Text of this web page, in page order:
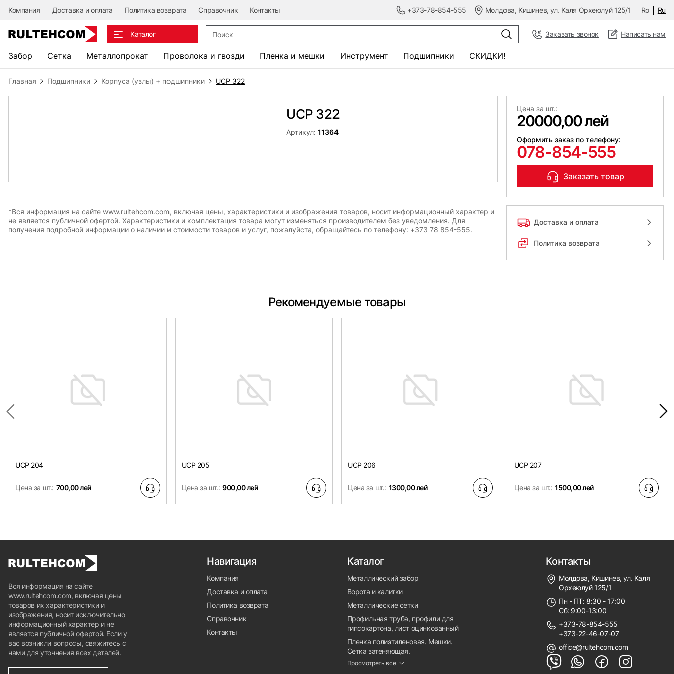
Компания Доставка и оплата Политика возврата Справочник Контакты +373-78-854-555 Молдова, Кишинев, ул. Каля Орхеюлуй 125/1 Ro Ru
Каталог Заказать звонок Написать нам
Забор Сетка Металлопрокат Проволока и гвозди Пленка и мешки Инструмент Подшипники СКИДКИ!
Главная Подшипники Корпуса (узлы) + подшипники UCP 322
UCP 322
Артикул:11364
Цена за шт.:
20000,00 лей
Оформить заказ по телефону:
078-854-555
Заказать товар
Доставка и оплата
Политика возврата
*Вся информация на сайте www.rultehcom.com, включая цены, характеристики и изображения товаров, носит информационный характер и
не является публичной офертой. Характеристики и комплектация товара могут изменяться производителем без уведомления. Для
получения подробной информации о наличии и стоимости товаров и услуг, пожалуйста, обращайтесь по телефону: +373 78 854-555.
Рекомендуемые товары
UCP 204
Цена за шт.: 700,00 лей
UCP 205
Цена за шт.: 900,00 лей
UCP 206
Цена за шт.: 1300,00 лей
UCP 207
Цена за шт.: 1500,00 лей
Вся информация на сайте
www.rultehcom.com, включая цены
товаров их характеристики и
изображения, носит исключительно
информационный характер и не
является публичной офертой. Если у
вас возникли вопросы, свяжитесь с
нами для уточнения всех деталей.
Навигация
Компания
Доставка и оплата
Политика возврата
Справочник
Контакты
Каталог
Металлический забор
Ворота и калитки
Металлические сетки
Профильная труба, профили для
гипсокартона, лист оцинкованный
Пленка полиэтиленовая. Мешки.
Сетка затеняющая.
Просмотреть все
Контакты
Молдова, Кишинев, ул. Каля
Орхеюлуй 125/1
Пн - ПТ: 8:30 - 17:00
Сб: 9:00-13:00
+373-78-854-555
+373-22-46-07-07
office@rultehcom.com